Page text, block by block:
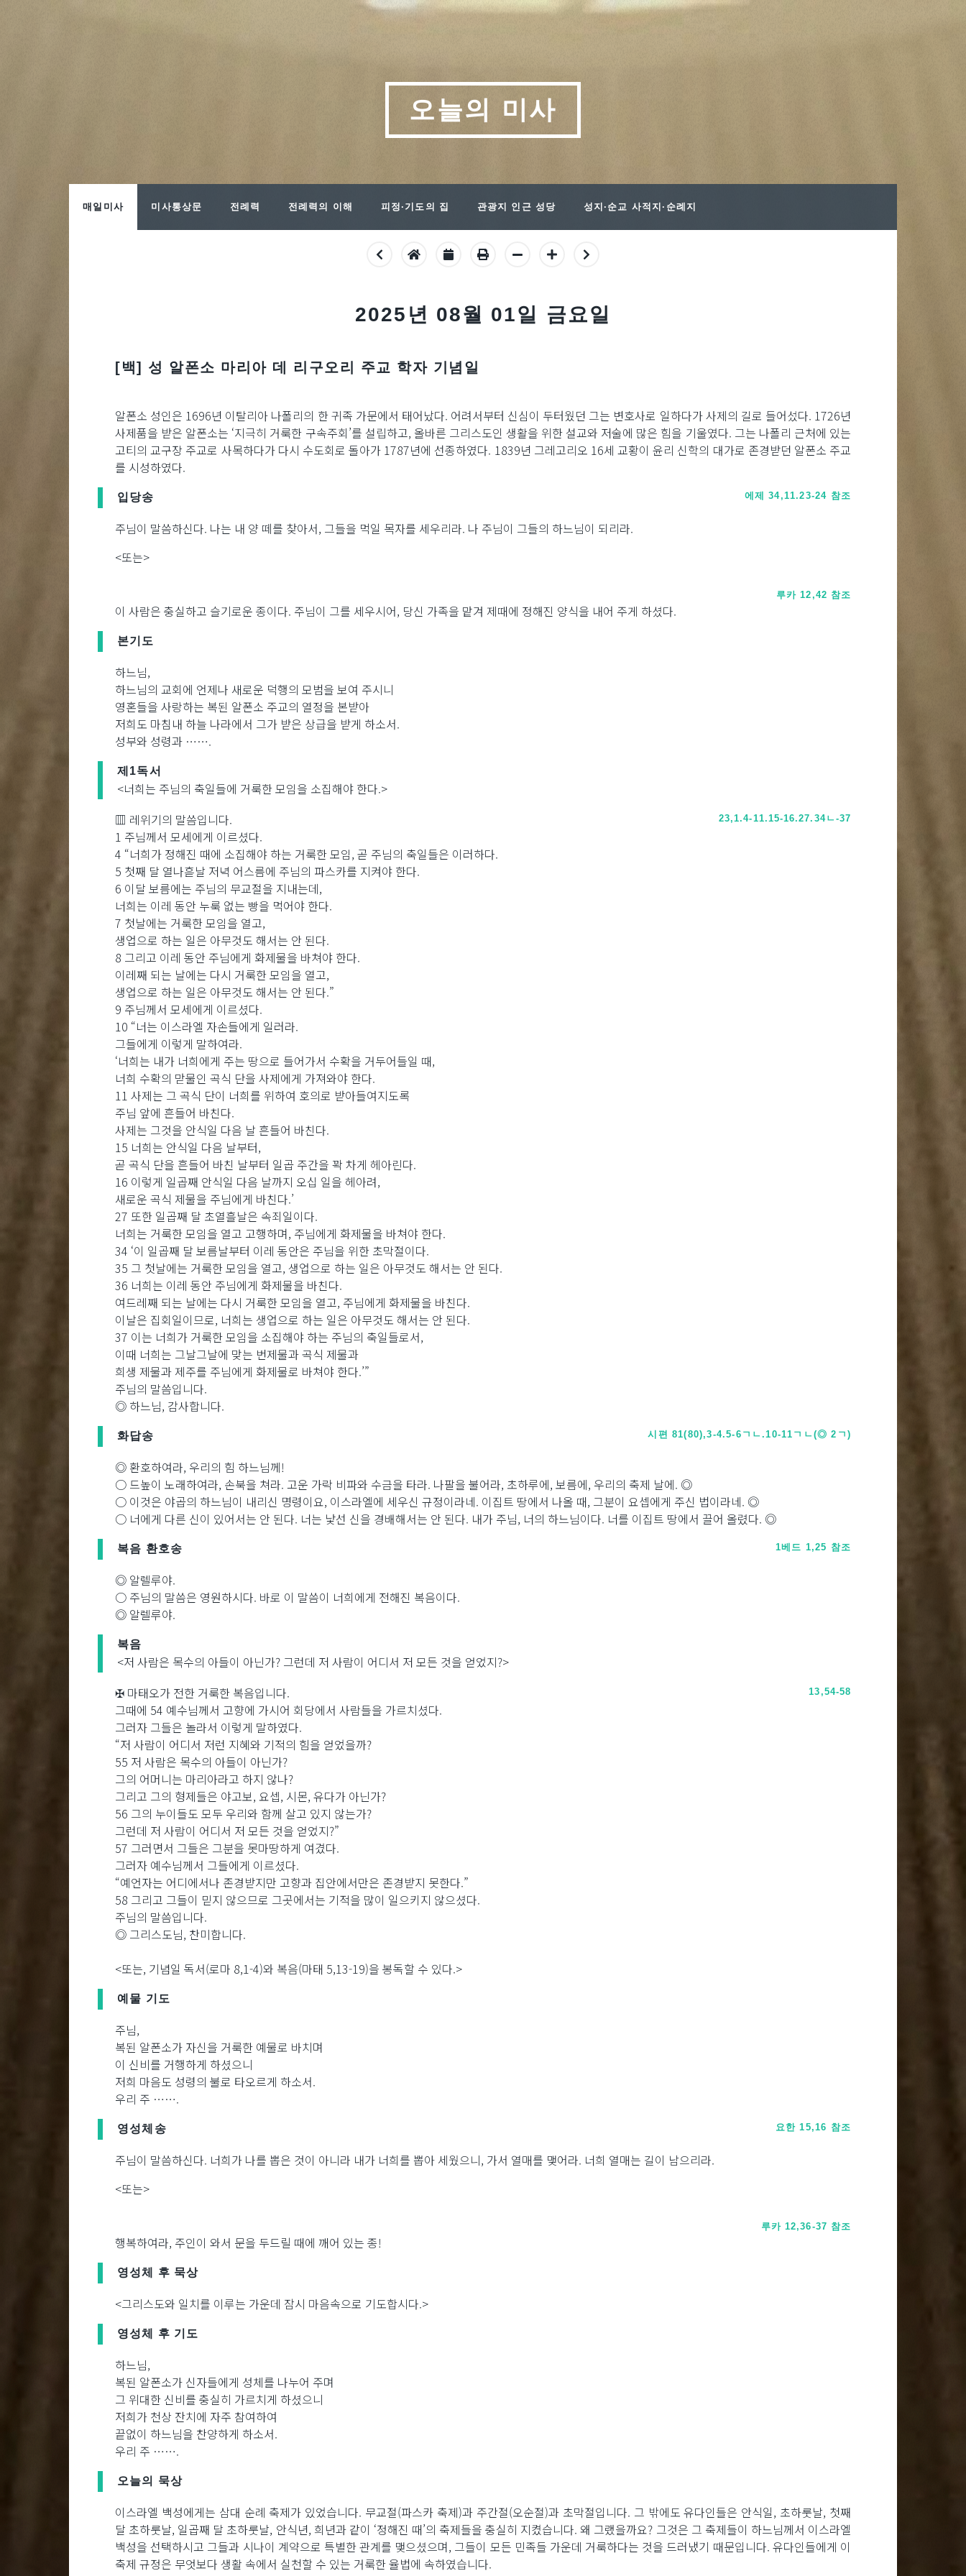
오늘의 미사
매일미사 미사통상문 전례력 전례력의 이해 피정·기도의 집 관광지 인근 성당 성지·순교 사적지·순례지
2025년 08월 01일 금요일
[백] 성 알폰소 마리아 데 리구오리 주교 학자 기념일
알폰소 성인은 1696년 이탈리아 나폴리의 한 귀족 가문에서 태어났다. 어려서부터 신심이 두터웠던 그는 변호사로 일하다가 사제의 길로 들어섰다. 1726년
사제품을 받은 알폰소는 ‘지극히 거룩한 구속주회’를 설립하고, 올바른 그리스도인 생활을 위한 설교와 저술에 많은 힘을 기울였다. 그는 나폴리 근처에 있는
고티의 교구장 주교로 사목하다가 다시 수도회로 돌아가 1787년에 선종하였다. 1839년 그레고리오 16세 교황이 윤리 신학의 대가로 존경받던 알폰소 주교
를 시성하였다.
입당송 에제 34,11.23-24 참조
주님이 말씀하신다. 나는 내 양 떼를 찾아서, 그들을 먹일 목자를 세우리라. 나 주님이 그들의 하느님이 되리라.
<또는>
루카 12,42 참조
이 사람은 충실하고 슬기로운 종이다. 주님이 그를 세우시어, 당신 가족을 맡겨 제때에 정해진 양식을 내어 주게 하셨다.
본기도
하느님,
하느님의 교회에 언제나 새로운 덕행의 모범을 보여 주시니
영혼들을 사랑하는 복된 알폰소 주교의 열정을 본받아
저희도 마침내 하늘 나라에서 그가 받은 상급을 받게 하소서.
성부와 성령과 …….
제1독서
<너희는 주님의 축일들에 거룩한 모임을 소집해야 한다.>
▥ 레위기의 말씀입니다.
23,1.4-11.15-16.27.34ㄴ-37
1 주님께서 모세에게 이르셨다.
4 “너희가 정해진 때에 소집해야 하는 거룩한 모임, 곧 주님의 축일들은 이러하다.
5 첫째 달 열나흗날 저녁 어스름에 주님의 파스카를 지켜야 한다.
6 이달 보름에는 주님의 무교절을 지내는데,
너희는 이레 동안 누룩 없는 빵을 먹어야 한다.
7 첫날에는 거룩한 모임을 열고,
생업으로 하는 일은 아무것도 해서는 안 된다.
8 그리고 이레 동안 주님에게 화제물을 바쳐야 한다.
이레째 되는 날에는 다시 거룩한 모임을 열고,
생업으로 하는 일은 아무것도 해서는 안 된다.”
9 주님께서 모세에게 이르셨다.
10 “너는 이스라엘 자손들에게 일러라.
그들에게 이렇게 말하여라.
‘너희는 내가 너희에게 주는 땅으로 들어가서 수확을 거두어들일 때,
너희 수확의 맏물인 곡식 단을 사제에게 가져와야 한다.
11 사제는 그 곡식 단이 너희를 위하여 호의로 받아들여지도록
주님 앞에 흔들어 바친다.
사제는 그것을 안식일 다음 날 흔들어 바친다.
15 너희는 안식일 다음 날부터,
곧 곡식 단을 흔들어 바친 날부터 일곱 주간을 꽉 차게 헤아린다.
16 이렇게 일곱째 안식일 다음 날까지 오십 일을 헤아려,
새로운 곡식 제물을 주님에게 바친다.’
27 또한 일곱째 달 초열흘날은 속죄일이다.
너희는 거룩한 모임을 열고 고행하며, 주님에게 화제물을 바쳐야 한다.
34 ‘이 일곱째 달 보름날부터 이레 동안은 주님을 위한 초막절이다.
35 그 첫날에는 거룩한 모임을 열고, 생업으로 하는 일은 아무것도 해서는 안 된다.
36 너희는 이레 동안 주님에게 화제물을 바친다.
여드레째 되는 날에는 다시 거룩한 모임을 열고, 주님에게 화제물을 바친다.
이날은 집회일이므로, 너희는 생업으로 하는 일은 아무것도 해서는 안 된다.
37 이는 너희가 거룩한 모임을 소집해야 하는 주님의 축일들로서,
이때 너희는 그날그날에 맞는 번제물과 곡식 제물과
희생 제물과 제주를 주님에게 화제물로 바쳐야 한다.’”
주님의 말씀입니다.
◎ 하느님, 감사합니다.
화답송 시편 81(80),3-4.5-6ㄱㄴ.10-11ㄱㄴ(◎ 2ㄱ)
◎ 환호하여라, 우리의 힘 하느님께!
○ 드높이 노래하여라, 손북을 쳐라. 고운 가락 비파와 수금을 타라. 나팔을 불어라, 초하루에, 보름에, 우리의 축제 날에. ◎
○ 이것은 야곱의 하느님이 내리신 명령이요, 이스라엘에 세우신 규정이라네. 이집트 땅에서 나올 때, 그분이 요셉에게 주신 법이라네. ◎
○ 너에게 다른 신이 있어서는 안 된다. 너는 낯선 신을 경배해서는 안 된다. 내가 주님, 너의 하느님이다. 너를 이집트 땅에서 끌어 올렸다. ◎
복음 환호송 1베드 1,25 참조
◎ 알렐루야.
○ 주님의 말씀은 영원하시다. 바로 이 말씀이 너희에게 전해진 복음이다.
◎ 알렐루야.
복음
<저 사람은 목수의 아들이 아닌가? 그런데 저 사람이 어디서 저 모든 것을 얻었지?>
✠ 마태오가 전한 거룩한 복음입니다.
13,54-58
그때에 54 예수님께서 고향에 가시어 회당에서 사람들을 가르치셨다.
그러자 그들은 놀라서 이렇게 말하였다.
“저 사람이 어디서 저런 지혜와 기적의 힘을 얻었을까?
55 저 사람은 목수의 아들이 아닌가?
그의 어머니는 마리아라고 하지 않나?
그리고 그의 형제들은 야고보, 요셉, 시몬, 유다가 아닌가?
56 그의 누이들도 모두 우리와 함께 살고 있지 않는가?
그런데 저 사람이 어디서 저 모든 것을 얻었지?”
57 그러면서 그들은 그분을 못마땅하게 여겼다.
그러자 예수님께서 그들에게 이르셨다.
“예언자는 어디에서나 존경받지만 고향과 집안에서만은 존경받지 못한다.”
58 그리고 그들이 믿지 않으므로 그곳에서는 기적을 많이 일으키지 않으셨다.
주님의 말씀입니다.
◎ 그리스도님, 찬미합니다.
<또는, 기념일 독서(로마 8,1-4)와 복음(마태 5,13-19)을 봉독할 수 있다.>
예물 기도
주님,
복된 알폰소가 자신을 거룩한 예물로 바치며
이 신비를 거행하게 하셨으니
저희 마음도 성령의 불로 타오르게 하소서.
우리 주 …….
영성체송 요한 15,16 참조
주님이 말씀하신다. 너희가 나를 뽑은 것이 아니라 내가 너희를 뽑아 세웠으니, 가서 열매를 맺어라. 너희 열매는 길이 남으리라.
<또는>
루카 12,36-37 참조
행복하여라, 주인이 와서 문을 두드릴 때에 깨어 있는 종!
영성체 후 묵상
<그리스도와 일치를 이루는 가운데 잠시 마음속으로 기도합시다.>
영성체 후 기도
하느님,
복된 알폰소가 신자들에게 성체를 나누어 주며
그 위대한 신비를 충실히 가르치게 하셨으니
저희가 천상 잔치에 자주 참여하여
끝없이 하느님을 찬양하게 하소서.
우리 주 …….
오늘의 묵상
이스라엘 백성에게는 삼대 순례 축제가 있었습니다. 무교절(파스카 축제)과 주간절(오순절)과 초막절입니다. 그 밖에도 유다인들은 안식일, 초하룻날, 첫째
달 초하룻날, 일곱째 달 초하룻날, 안식년, 희년과 같이 ‘정해진 때’의 축제들을 충실히 지켰습니다. 왜 그랬을까요? 그것은 그 축제들이 하느님께서 이스라엘
백성을 선택하시고 그들과 시나이 계약으로 특별한 관계를 맺으셨으며, 그들이 모든 민족들 가운데 거룩하다는 것을 드러냈기 때문입니다. 유다인들에게 이
축제 규정은 무엇보다 생활 속에서 실천할 수 있는 거룩한 율법에 속하였습니다.